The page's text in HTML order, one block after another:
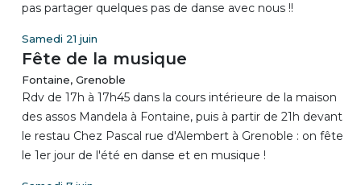
pas partager quelques pas de danse avec nous !!
Samedi 21 juin
Fête de la musique
Fontaine, Grenoble
Rdv de 17h à 17h45 dans la cours intérieure de la maison
des assos Mandela à Fontaine, puis à partir de 21h devant
le restau Chez Pascal rue d'Alembert à Grenoble : on fête
le 1er jour de l'été en danse et en musique !